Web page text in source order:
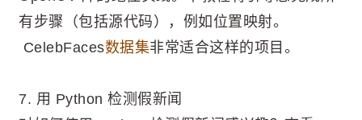
有步骤（包括源代码），例如位置映射。
CelebFaces数据集非常适合这样的项目。
7. 用 Python 检测假新闻